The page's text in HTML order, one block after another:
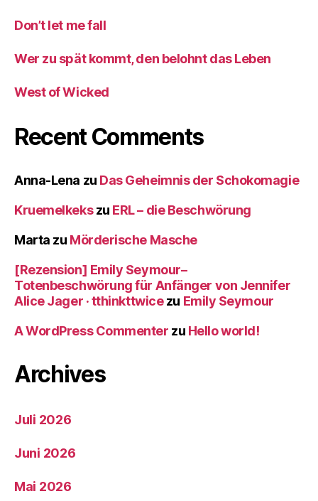
Don’t let me fall
Wer zu spät kommt, den belohnt das Leben
West of Wicked
Recent Comments
Anna-Lena zu Das Geheimnis der Schokomagie
Kruemelkekszu ERL – die Beschwörung
Marta zu Mörderische Masche
[Rezension] Emily Seymour–
Totenbeschwörung für Anfänger von Jennifer
Alice Jager · tthinkttwicezu Emily Seymour
A WordPress Commenter zu Hello world!
Archives
Juli 2026
Juni 2026
Mai 2026